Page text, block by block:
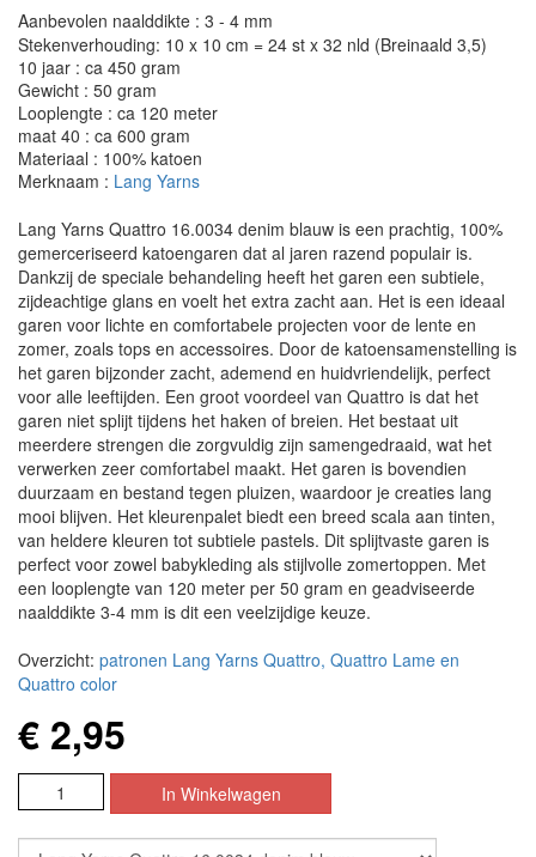
Aanbevolen naalddikte : 3 - 4 mm
Stekenverhouding: 10 x 10 cm = 24 st x 32 nld (Breinaald 3,5)
10 jaar : ca 450 gram
Gewicht : 50 gram
Looplengte : ca 120 meter
maat 40 : ca 600 gram
Materiaal : 100% katoen
Merknaam : Lang Yarns
Lang Yarns Quattro 16.0034 denim blauw is een prachtig, 100%
gemerceriseerd katoengaren dat al jaren razend populair is.
Dankzij de speciale behandeling heeft het garen een subtiele,
zijdeachtige glans en voelt het extra zacht aan. Het is een ideaal
garen voor lichte en comfortabele projecten voor de lente en
zomer, zoals tops en accessoires. Door de katoensamenstelling is
het garen bijzonder zacht, ademend en huidvriendelijk, perfect
voor alle leeftijden. Een groot voordeel van Quattro is dat het
garen niet splijt tijdens het haken of breien. Het bestaat uit
meerdere strengen die zorgvuldig zijn samengedraaid, wat het
verwerken zeer comfortabel maakt. Het garen is bovendien
duurzaam en bestand tegen pluizen, waardoor je creaties lang
mooi blijven. Het kleurenpalet biedt een breed scala aan tinten,
van heldere kleuren tot subtiele pastels. Dit splijtvaste garen is
perfect voor zowel babykleding als stijlvolle zomertoppen. Met
een looplengte van 120 meter per 50 gram en geadviseerde
naalddikte 3-4 mm is dit een veelzijdige keuze.
Overzicht: patronen Lang Yarns Quattro, Quattro Lame en
Quattro color
€ 2,95